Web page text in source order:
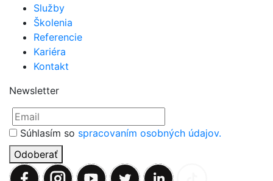
Služby
Školenia
Referencie
Kariéra
Kontakt
Newsletter
Súhlasím so spracovaním osobných údajov.
Odoberať